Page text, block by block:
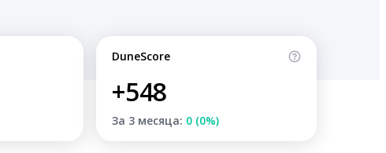
DuneScore
+548
За 3 месяца: 0 (0%)